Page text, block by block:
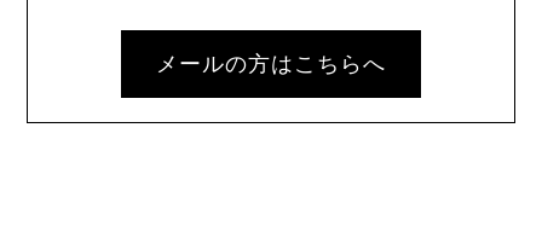
メールの方はこちらへ